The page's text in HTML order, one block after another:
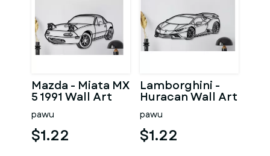
Mazda - Miata MX
5 1991 Wall Art
pawu
$1.22
Lamborghini -
Huracan Wall Art
pawu
$1.22